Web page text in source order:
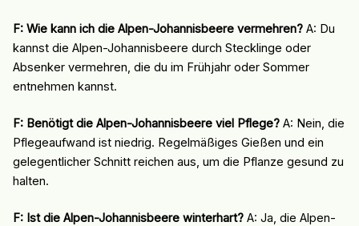
F: Wie kann ich die Alpen-Johannisbeere vermehren?A: Du
kannst die Alpen-Johannisbeere durch Stecklinge oder
Absenker vermehren, die du im Frühjahr oder Sommer
entnehmen kannst.
F: Benötigt die Alpen-Johannisbeere viel Pflege?A: Nein, die
Pflegeaufwand ist niedrig. Regelmäßiges Gießen und ein
gelegentlicher Schnitt reichen aus, um die Pflanze gesund zu
halten.
F: Ist die Alpen-Johannisbeere winterhart?A: Ja, die Alpen-